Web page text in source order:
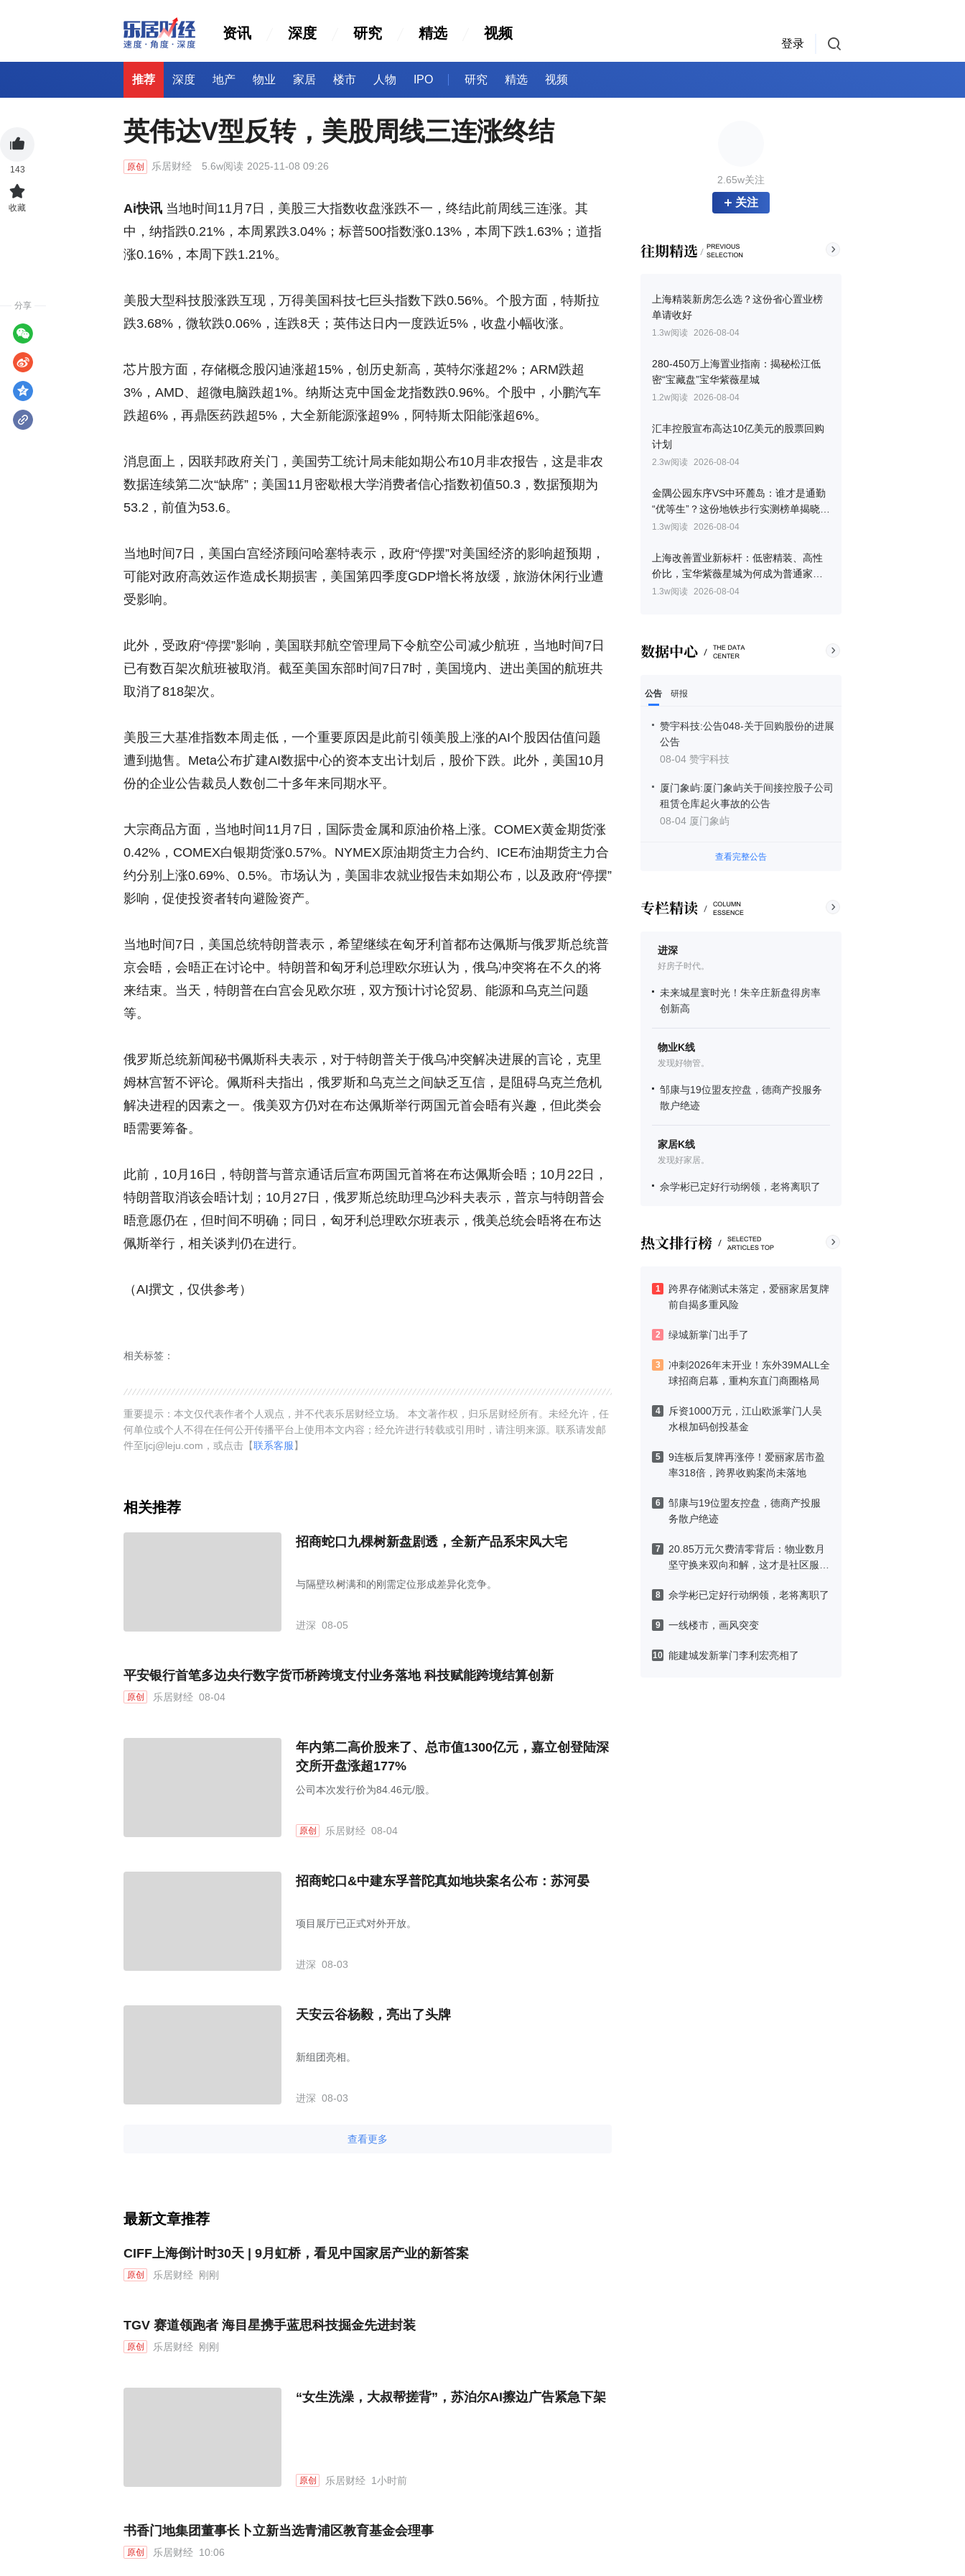
资讯 深度 研究 精选 视频
登录
推荐 深度 地产 物业 家居 楼市 人物 IPO 研究 精选 视频
2.65w关注
关注
上海精装新房怎么选？这份省心置业榜
单请收好
1.3w阅读 2026-08-04
280-450万上海置业指南：揭秘松江低
密“宝藏盘”宝华紫薇星城
1.2w阅读 2026-08-04
汇丰控股宣布高达10亿美元的股票回购
计划
2.3w阅读 2026-08-04
金隅公园东序VS中环麓岛：谁才是通勤
“优等生”？这份地铁步行实测榜单揭晓答
案
1.3w阅读 2026-08-04
上海改善置业新标杆：低密精装、高性
价比，宝华紫薇星城为何成为普通家庭
的优选？
1.3w阅读 2026-08-04
公告 研报
赞宇科技:公告048-关于回购股份的进展
公告
08-04 赞宇科技
厦门象屿:厦门象屿关于间接控股子公司
租赁仓库起火事故的公告
08-04 厦门象屿
查看完整公告
进深
好房子时代。
未来城星寰时光！朱辛庄新盘得房率
创新高
物业K线
发现好物管。
邹康与19位盟友控盘，德商产投服务
散户绝迹
家居K线
发现好家居。
佘学彬已定好行动纲领，老将离职了
1
跨界存储测试未落定，爱丽家居复牌
前自揭多重风险
2 绿城新掌门出手了
3
冲刺2026年末开业！东外39MALL全
球招商启幕，重构东直门商圈格局
4
斥资1000万元，江山欧派掌门人吴
水根加码创投基金
5
9连板后复牌再涨停！爱丽家居市盈
率318倍，跨界收购案尚未落地
6
邹康与19位盟友控盘，德商产投服
务散户绝迹
7
20.85万元欠费清零背后：物业数月
坚守换来双向和解，这才是社区服务
8 佘学彬已定好行动纲领，老将离职了
9 一线楼市，画风突变
10 能建城发新掌门李利宏亮相了
英伟达V型反转，美股周线三连涨终结
原创 乐居财经 5.6w阅读 2025-11-08 09:26
Ai快讯 当地时间11月7日，美股三大指数收盘涨跌不一，终结此前周线三连涨。其
中，纳指跌0.21%，本周累跌3.04%；标普500指数涨0.13%，本周下跌1.63%；道指
涨0.16%，本周下跌1.21%。
美股大型科技股涨跌互现，万得美国科技七巨头指数下跌0.56%。个股方面，特斯拉
跌3.68%，微软跌0.06%，连跌8天；英伟达日内一度跌近5%，收盘小幅收涨。
芯片股方面，存储概念股闪迪涨超15%，创历史新高，英特尔涨超2%；ARM跌超
3%，AMD、超微电脑跌超1%。纳斯达克中国金龙指数跌0.96%。个股中，小鹏汽车
跌超6%，再鼎医药跌超5%，大全新能源涨超9%，阿特斯太阳能涨超6%。
消息面上，因联邦政府关门，美国劳工统计局未能如期公布10月非农报告，这是非农
数据连续第二次“缺席”；美国11月密歇根大学消费者信心指数初值50.3，数据预期为
53.2，前值为53.6。
当地时间7日，美国白宫经济顾问哈塞特表示，政府“停摆”对美国经济的影响超预期，
可能对政府高效运作造成长期损害，美国第四季度GDP增长将放缓，旅游休闲行业遭
受影响。
此外，受政府“停摆”影响，美国联邦航空管理局下令航空公司减少航班，当地时间7日
已有数百架次航班被取消。截至美国东部时间7日7时，美国境内、进出美国的航班共
取消了818架次。
美股三大基准指数本周走低，一个重要原因是此前引领美股上涨的AI个股因估值问题
遭到抛售。Meta公布扩建AI数据中心的资本支出计划后，股价下跌。此外，美国10月
份的企业公告裁员人数创二十多年来同期水平。
大宗商品方面，当地时间11月7日，国际贵金属和原油价格上涨。COMEX黄金期货涨
0.42%，COMEX白银期货涨0.57%。NYMEX原油期货主力合约、ICE布油期货主力合
约分别上涨0.69%、0.5%。市场认为，美国非农就业报告未如期公布，以及政府“停摆”
影响，促使投资者转向避险资产。
当地时间7日，美国总统特朗普表示，希望继续在匈牙利首都布达佩斯与俄罗斯总统普
京会晤，会晤正在讨论中。特朗普和匈牙利总理欧尔班认为，俄乌冲突将在不久的将
来结束。当天，特朗普在白宫会见欧尔班，双方预计讨论贸易、能源和乌克兰问题
等。
俄罗斯总统新闻秘书佩斯科夫表示，对于特朗普关于俄乌冲突解决进展的言论，克里
姆林宫暂不评论。佩斯科夫指出，俄罗斯和乌克兰之间缺乏互信，是阻碍乌克兰危机
解决进程的因素之一。俄美双方仍对在布达佩斯举行两国元首会晤有兴趣，但此类会
晤需要筹备。
此前，10月16日，特朗普与普京通话后宣布两国元首将在布达佩斯会晤；10月22日，
特朗普取消该会晤计划；10月27日，俄罗斯总统助理乌沙科夫表示，普京与特朗普会
晤意愿仍在，但时间不明确；同日，匈牙利总理欧尔班表示，俄美总统会晤将在布达
佩斯举行，相关谈判仍在进行。
（AI撰文，仅供参考）
相关标签：
重要提示：本文仅代表作者个人观点，并不代表乐居财经立场。 本文著作权，归乐居财经所有。未经允许，任
何单位或个人不得在任何公开传播平台上使用本文内容；经允许进行转载或引用时，请注明来源。联系请发邮
件至ljcj@leju.com，或点击【联系客服】
相关推荐
招商蛇口九棵树新盘剧透，全新产品系宋风大宅
与隔壁玖树满和的刚需定位形成差异化竞争。
进深 08-05
平安银行首笔多边央行数字货币桥跨境支付业务落地 科技赋能跨境结算创新
原创 乐居财经 08-04
年内第二高价股来了、总市值1300亿元，嘉立创登陆深
交所开盘涨超177%
公司本次发行价为84.46元/股。
原创 乐居财经 08-04
招商蛇口&中建东孚普陀真如地块案名公布：苏河晏
项目展厅已正式对外开放。
进深 08-03
天安云谷杨毅，亮出了头牌
新组团亮相。
进深 08-03
查看更多
最新文章推荐
CIFF上海倒计时30天 | 9月虹桥，看见中国家居产业的新答案
原创 乐居财经 刚刚
TGV 赛道领跑者 海目星携手蓝思科技掘金先进封装
原创 乐居财经 刚刚
“女生洗澡，大叔帮搓背”，苏泊尔AI擦边广告紧急下架
原创 乐居财经 1小时前
书香门地集团董事长卜立新当选青浦区教育基金会理事
原创 乐居财经 10:06
143
收藏
分享